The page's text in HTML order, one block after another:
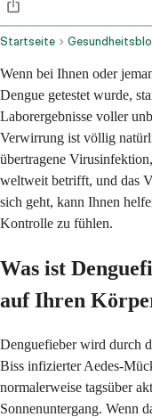
Startseite
Wenn bei Ihnen oder
Dengue getestet wurde,
Laborergebnisse voller
Verwirrung ist völlig
übertragene
weltweit betrifft, und das
sich geht, kann Ihnen
Kontrolle zu fühlen.
Was ist
auf Ihren
Denguefieber wird durch
Biss infizierter Aedes-
normalerweise tagsüber
Sonnenuntergang. Wenn